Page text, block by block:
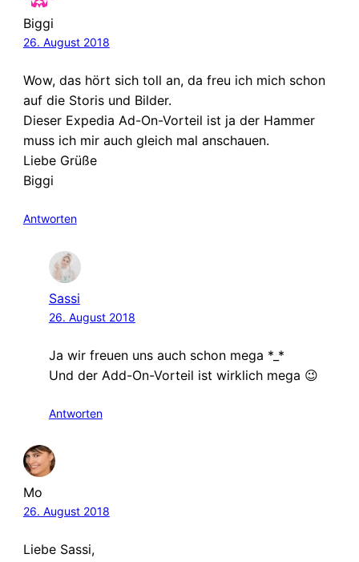
Biggi
26. August 2018
Wow, das hört sich toll an, da freu ich mich schon
auf die Storis und Bilder.
Dieser Expedia Ad-On-Vorteil ist ja der Hammer
muss ich mir auch gleich mal anschauen.
Liebe Grüße
Biggi
Antworten
Sassi
26. August 2018
Ja wir freuen uns auch schon mega *_*
Und der Add-On-Vorteil ist wirklich mega 😉
Antworten
Mo
26. August 2018
Liebe Sassi,